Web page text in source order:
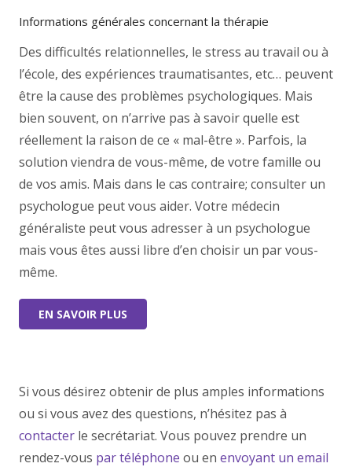
Informations générales concernant la thérapie
Des difficultés relationnelles, le stress au travail ou à
l’école, des expériences traumatisantes, etc… peuvent
être la cause des problèmes psychologiques. Mais
bien souvent, on n’arrive pas à savoir quelle est
réellement la raison de ce « mal-être ». Parfois, la
solution viendra de vous-même, de votre famille ou
de vos amis. Mais dans le cas contraire; consulter un
psychologue peut vous aider. Votre médecin
généraliste peut vous adresser à un psychologue
mais vous êtes aussi libre d’en choisir un par vous-
même.
EN SAVOIR PLUS
Si vous désirez obtenir de plus amples informations
ou si vous avez des questions, n’hésitez pas à
contacter le secrétariat. Vous pouvez prendre un
rendez-vous par téléphone ou en envoyant un email